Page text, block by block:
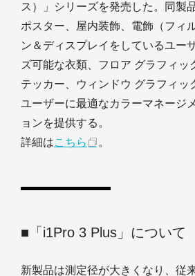
ス）」シリーズを発売した。同製
ポスター、屋内装飾、電飾（フィ
ン＆ディスプレイをしているユー
ズ可能な衣類、フロア グラフィッ
テッカー、ウィンドウ グラフィッ
ユーザーに最適なカラーマネージ
ョンを提供する。
詳細はこちら 。
■「i1Pro 3 Plus」について
新製品は測定径が大きくなり、従